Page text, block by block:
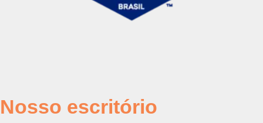
Nosso escritório